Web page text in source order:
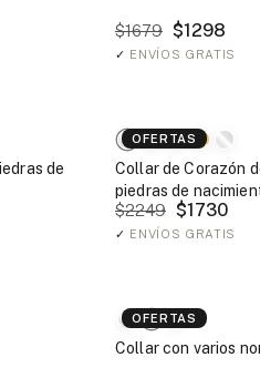
$1679 $1298
✓ ENVÍOS GRATIS
de
OFERTAS
Collar de Corazón
piedras de
$2249 $1730
✓ ENVÍOS GRATIS
OFERTAS
Collar con varios